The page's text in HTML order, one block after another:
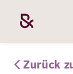
Inhalt
Zurück